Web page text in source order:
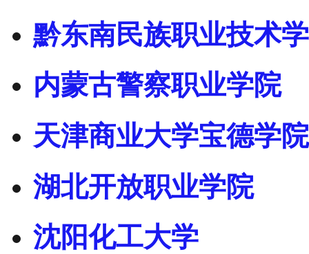
黔东南民族职业技术
内蒙古警察职业学院
天津商业大学宝德学院
湖北开放职业学院
沈阳化工大学